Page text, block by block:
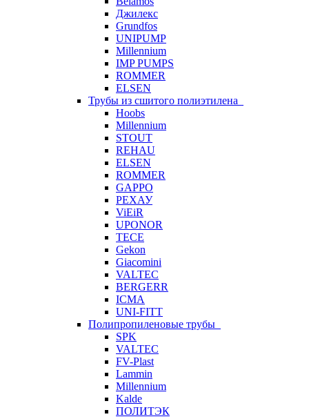
Джилекс
Grundfos
UNIPUMP
Millennium
IMP PUMPS
ROMMER
ELSEN
Трубы из сшитого полиэтилена
Hoobs
Millennium
STOUT
REHAU
ELSEN
ROMMER
GAPPO
РЕХАУ
ViEiR
UPONOR
TECE
Gekon
Giacomini
VALTEC
BERGERR
ICMA
UNI-FITT
Полипропиленовые трубы
SPK
VALTEC
FV-Plast
Lammin
Millennium
Kalde
ПОЛИТЭК